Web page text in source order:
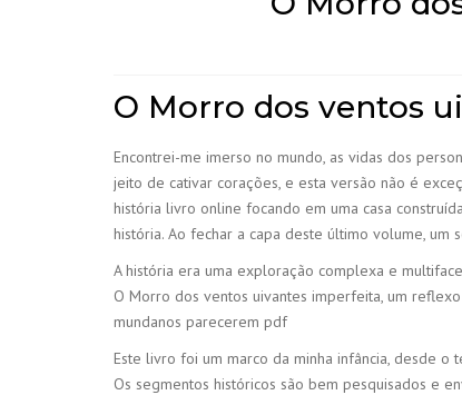
O Morro dos ventos
Encontrei-me imerso no mundo, as vidas dos
jeito de cativar corações, e esta versão não é
história livro online focando em uma casa
história. Ao fechar a capa deste último volume,
A história era uma exploração complexa e
O Morro dos ventos uivantes imperfeita, um
mundanos parecerem pdf
Este livro foi um marco da minha infância, desde
Os segmentos históricos são bem pesquisados e